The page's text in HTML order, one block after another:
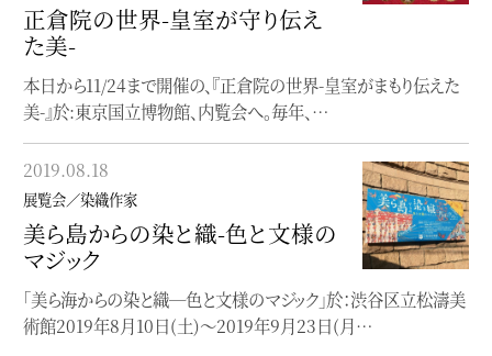
正倉院の世界-皇室が守り伝え
た美-
本日から11/24まで開催の、『正倉院の世界-皇室がまもり伝えた
美-』於:東京国立博物館、内覧会へ。毎年、…
2019.08.18
展覧会／染織作家
美ら島からの染と織-色と文様の
マジック
「美ら海からの染と織─色と文様のマジック」於：渋谷区立松濤美
術館2019年8月10日(土)～2019年9月23日(月…
「洛風林展-喫茶去-」
【3/21-23】「洛風林展-喫茶去-」@京都時代を超え、魅力溢れる
帯を創り続ける、工芸帯地洛風林(らくふうり…
2018.07.31
展覧会／染織作家
琉球 -美の宝庫-
現在、サントリー美術館で開催中の「琉球ー美の宝庫ー」。紅型を
はじめとする琉球の染織品や、王家の…
2018.07.29